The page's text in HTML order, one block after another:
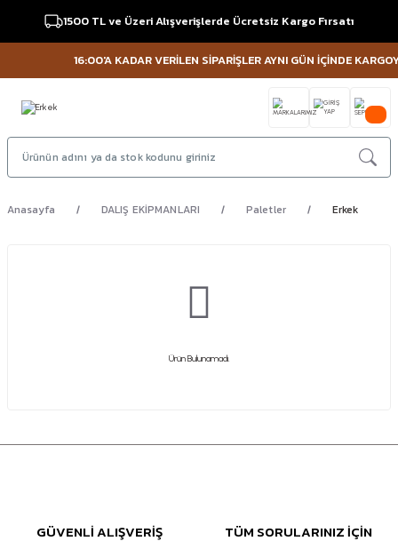
1500 TL ve Üzeri Alışverişlerde Ücretsiz Kargo Fırsatı
16:00'A KADAR VERİLEN SİPARİŞLER AYNI GÜN İÇİNDE
Anasayfa DALIŞ EKİPMANLARI Paletler Erkek
Ürün Bulunamadı.
GÜVENLİ ALIŞVERİŞ TÜM SORULARINIZ İÇİN